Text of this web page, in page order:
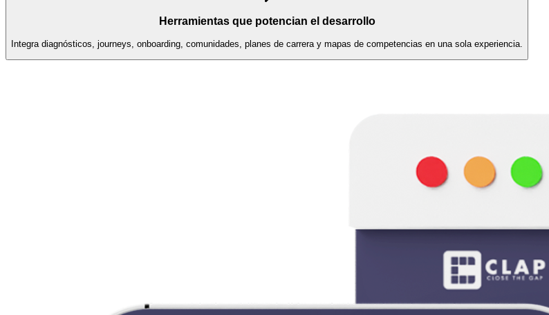
Herramientas que potencian el desarrollo
Integra diagnósticos, journeys, onboarding, comunidades, planes de carrera y mapas de competencias en una sola experiencia.